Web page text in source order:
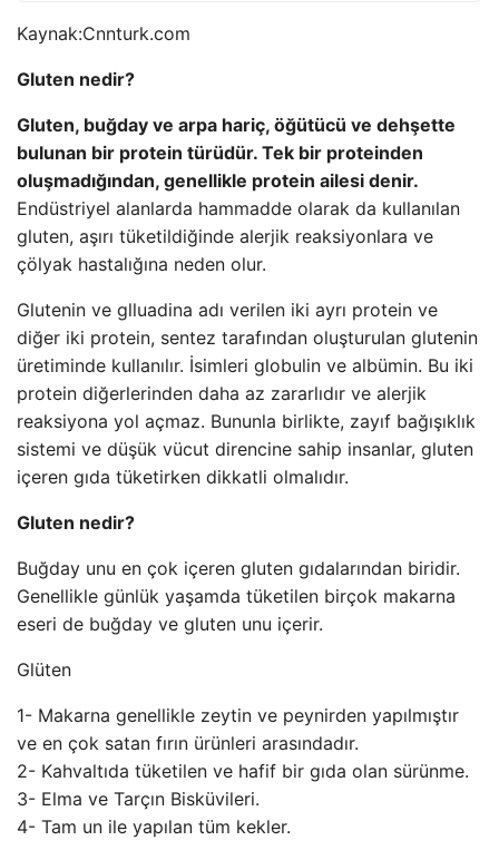
Kaynak:Cnnturk.com
Gluten nedir?
Gluten, buğday ve arpa hariç, öğütücü ve dehşette
bulunan bir protein türüdür. Tek bir proteinden
oluşmadığından, genellikle protein ailesi denir.
Endüstriyel alanlarda hammadde olarak da kullanılan
gluten, aşırı tüketildiğinde alerjik reaksiyonlara ve
çölyak hastalığına neden olur.
Glutenin ve glluadina adı verilen iki ayrı protein ve
diğer iki protein, sentez tarafından oluşturulan glutenin
üretiminde kullanılır. İsimleri globulin ve albümin. Bu iki
protein diğerlerinden daha az zararlıdır ve alerjik
reaksiyona yol açmaz. Bununla birlikte, zayıf bağışıklık
sistemi ve düşük vücut direncine sahip insanlar, gluten
içeren gıda tüketirken dikkatli olmalıdır.
Gluten nedir?
Buğday unu en çok içeren gluten gıdalarından biridir.
Genellikle günlük yaşamda tüketilen birçok makarna
eseri de buğday ve gluten unu içerir.
Glüten
1- Makarna genellikle zeytin ve peynirden yapılmıştır
ve en çok satan fırın ürünleri arasındadır.
2- Kahvaltıda tüketilen ve hafif bir gıda olan sürünme.
3- Elma ve Tarçın Bisküvileri.
4- Tam un ile yapılan tüm kekler.